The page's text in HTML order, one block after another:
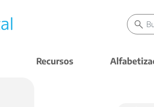
Recursos